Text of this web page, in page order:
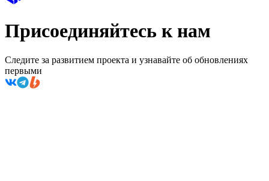
Присоединяйтесь к нам
Следите за развитием проекта и узнавайте об обновлениях
первыми